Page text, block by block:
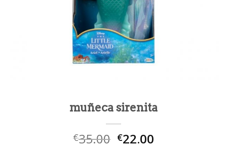
muñeca sirenita
€35.00 €22.00